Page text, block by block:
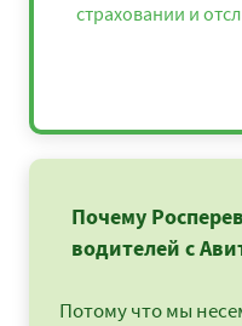
страховании и
Почему
водителей с
Потому что мы